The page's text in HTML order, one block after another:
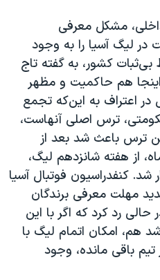
مشکل معرفی
در لیگ آسیا را به وجود
کشور، به گفته تاج
هم حاکمیت و مظهر
در اعتراف به این‌که تجمع
ترس اصلی آنهاست،
ترس باعث شد بعد از
از هفته شانزدهم لیگ،
شد. کنفدراسیون فوتبال آسیا
مهلت معرفی برندگان
تا ۱۰ تیر را در حالی رد کرد که اگر با این
امکان اتمام لیگ با
هر تیم باقی مانده، وجود